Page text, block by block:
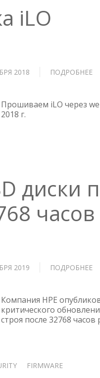
iLO
2018 ПОДРОБНЕЕ
Прошиваем iLO через
2018 г.
диски
часов
2019 ПОДРОБНЕЕ
Компания HPE
критического
строя после 32768 часов
FIRMWARE